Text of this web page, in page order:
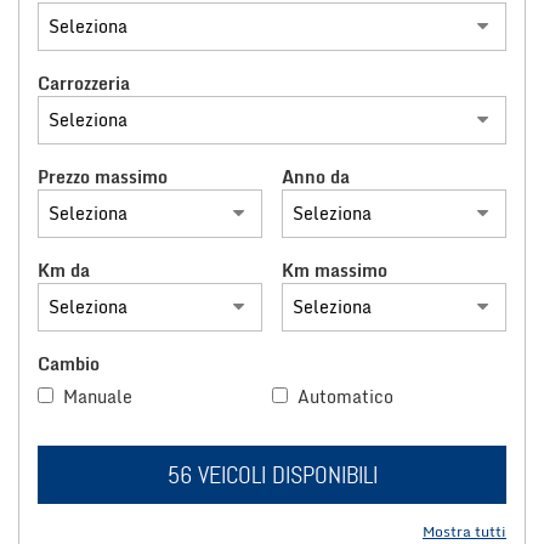
NOLEGGIO LUNGO TERMINE
CONTATTACI
Carrozzeria
Prezzo massimo Anno da
Km da Km massimo
Cambio
Manuale
Automatico
56 VEICOLI DISPONIBILI
Mostra tutti
tracciamento
che
adottiamo
per
offrire
funzionalità
e
svolgere
di
seguito
descritte.
ottenere
maggiori
sull'utilità